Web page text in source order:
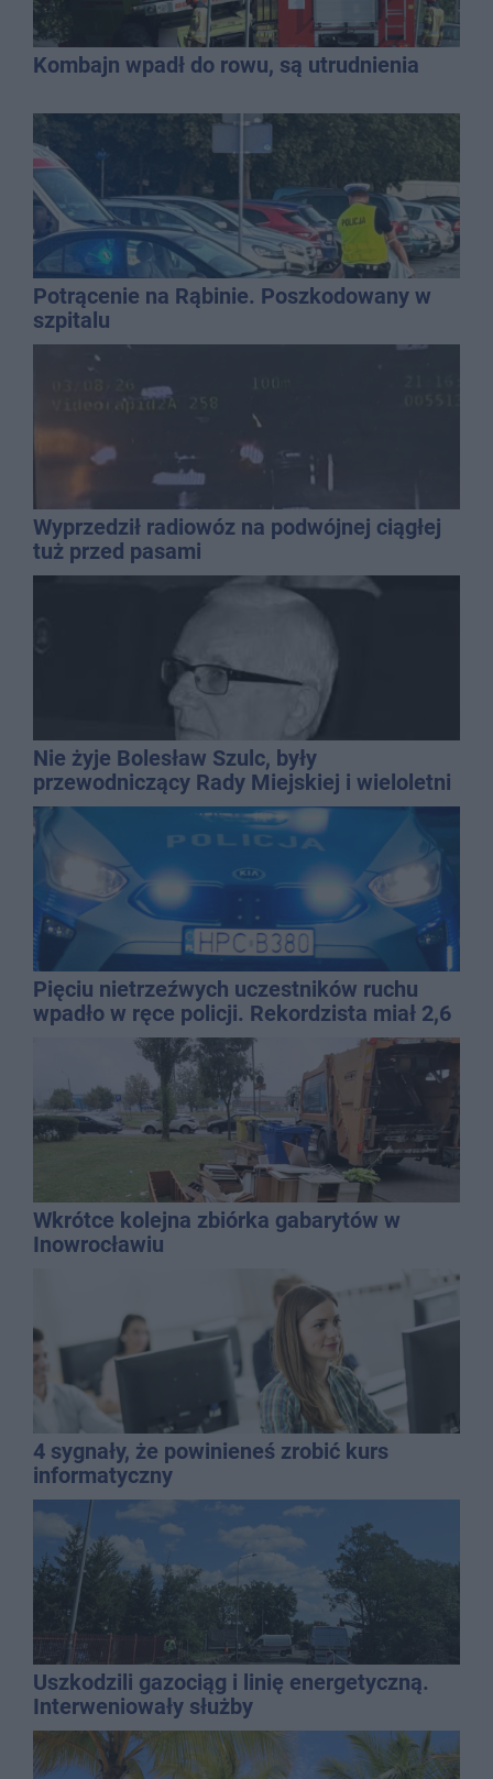
Kombajn wpadł do rowu, są utrudnienia
Potrącenie na Rąbinie. Poszkodowany w
szpitalu
Wyprzedził radiowóz na podwójnej ciągłej
tuż przed pasami
Nie żyje Bolesław Szulc, były
przewodniczący Rady Miejskiej i wieloletni
dyrektor SP 14
Pięciu nietrzeźwych uczestników ruchu
wpadło w ręce policji. Rekordzista miał 2,6
Wkrótce kolejna zbiórka gabarytów w
Inowrocławiu
4 sygnały, że powinieneś zrobić kurs
informatyczny
Uszkodzili gazociąg i linię energetyczną.
Interweniowały służby